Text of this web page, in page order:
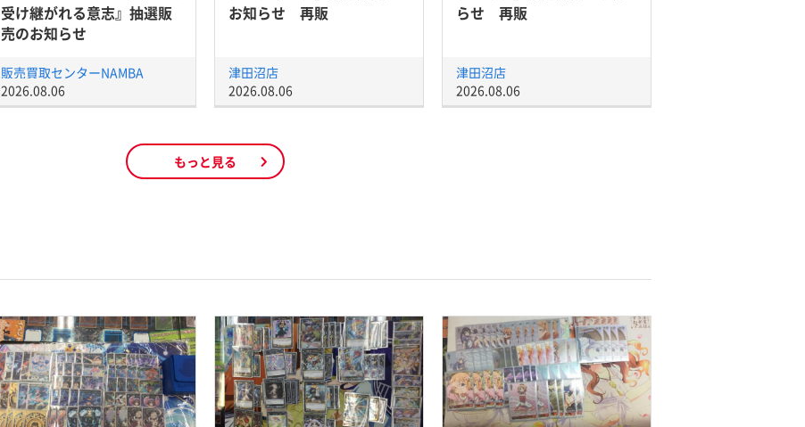
受け継がれる意志』抽選販
売のお知らせ
販売買取センターNAMBA
2026.08.06
お知らせ 再販
津田沼店
2026.08.06
らせ 再販
津田沼店
2026.08.06
もっと見る